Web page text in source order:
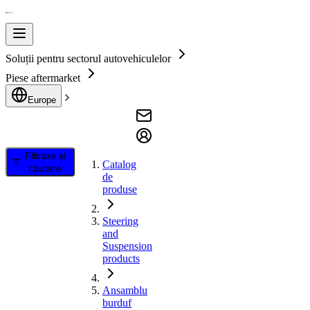
Soluții pentru sectorul autovehiculelor
Piese aftermarket
Europe
Filtrare și
căutare
Catalog
de
produse
Steering
and
Suspension
products
Ansamblu
burduf